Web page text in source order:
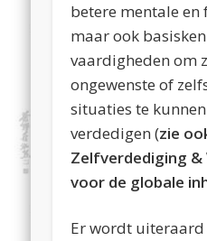
betere mentale en
maar ook
vaardigheden om
ongewenste of
situaties te
verdedigen (zie
Zelfverdediging &
voor de globale
Er wordt